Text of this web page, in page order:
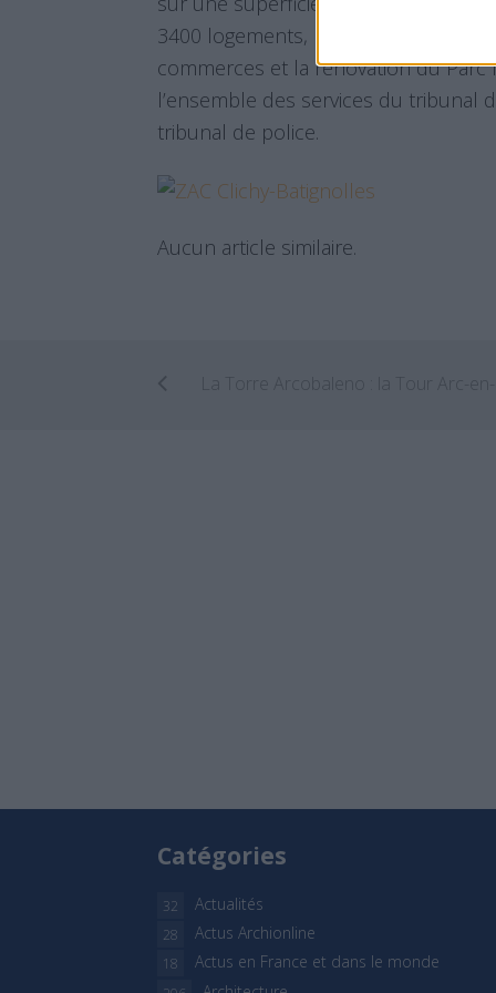
3400 logements, près de 150
commerces et la rénovation du Parc
l’ensemble des services du tribunal
tribunal de police.
Aucun article similaire.
Catégories
Actualités
32
Actus Archionline
28
Actus en France et dans le monde
18